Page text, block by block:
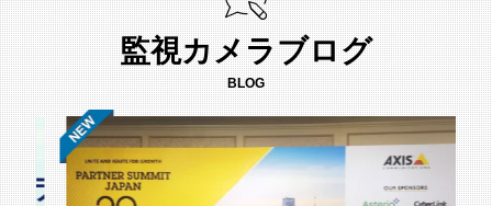
監視カメラブログ
BLOG